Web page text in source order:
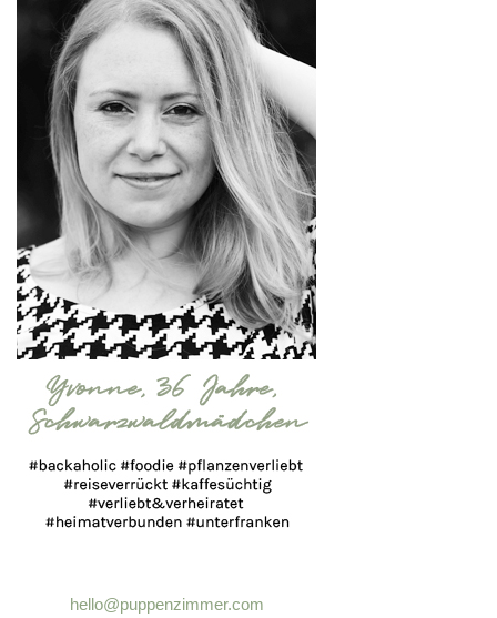
hello@puppenzimmer.com